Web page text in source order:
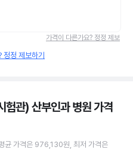
가격이 다른가요? 정정 제보
정 제보하기
험관) 산부인과 병원가격
균 가격은 976,130원 , 최저 가격은